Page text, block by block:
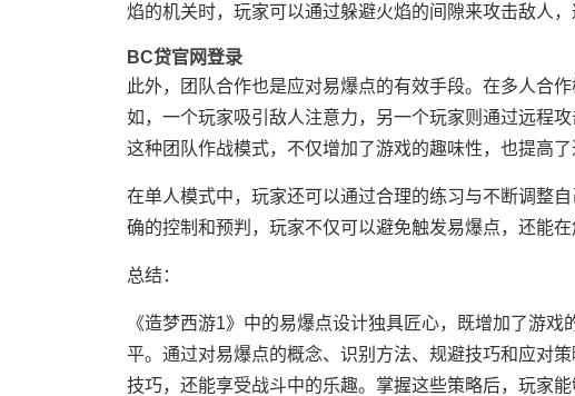
焰的机关时，玩家可以通过躲避火焰的间隙来攻击敌人，
BC贷官网登录
此外，团队合作也是应对易爆点的有效手段。在多人合
如，一个玩家吸引敌人注意力，另一个玩家则通过远程
这种团队作战模式，不仅增加了游戏的趣味性，也提高了
在单人模式中，玩家还可以通过合理的练习与不断调整
确的控制和预判，玩家不仅可以避免触发易爆点，还能
总结：
《造梦西游1》中的易爆点设计独具匠心，既增加了游
平。通过对易爆点的概念、识别方法、规避技巧和应对
技巧，还能享受战斗中的乐趣。掌握这些策略后，玩家